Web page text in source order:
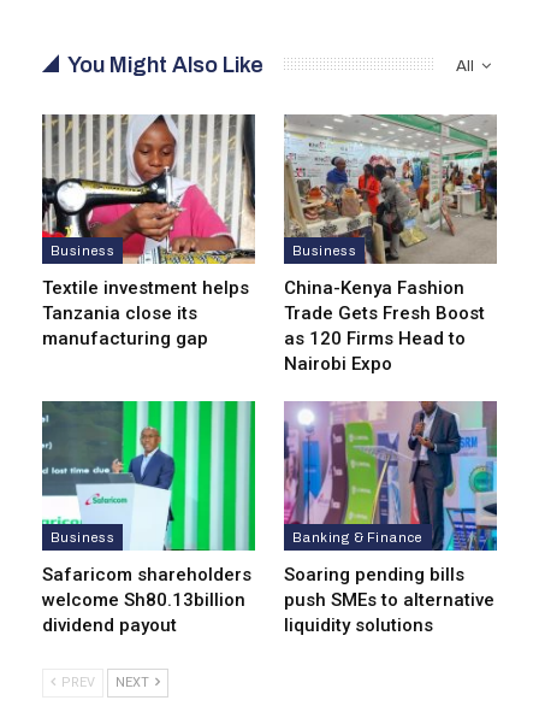
All
You Might Also Like
Business
Textile investment helps
Tanzania close its
manufacturing gap
Business
China-Kenya Fashion
Trade Gets Fresh Boost
as 120 Firms Head to
Nairobi Expo
Business
Safaricom shareholders
welcome Sh80.13billion
dividend payout
Banking & Finance
Soaring pending bills
push SMEs to alternative
liquidity solutions
PREV NEXT